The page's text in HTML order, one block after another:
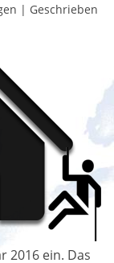
| Geschrieben
2016 ein. Das